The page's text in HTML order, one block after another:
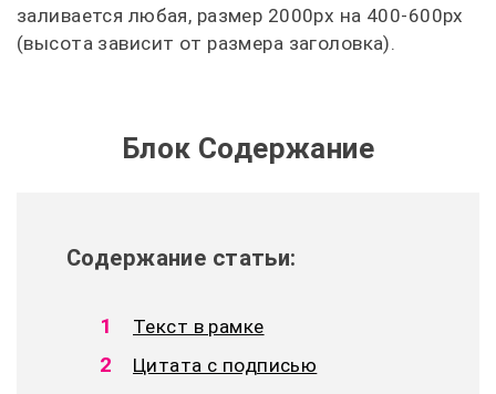
заливается любая, размер 2000px на 400-600px
(высота зависит от размера заголовка).
Блок Содержание
Содержание статьи:
Текст в рамке
Цитата с подписью